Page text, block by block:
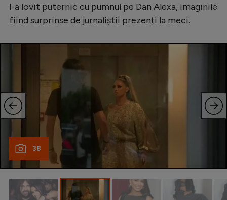
Gimnastică
Ciclism
Alte sporturi
JO 2026
Intră în cont
l-a lovit puternic cu pumnul pe Dan Alexa, imaginile
fiind surprinse de jurnaliștii prezenți la meci.
38